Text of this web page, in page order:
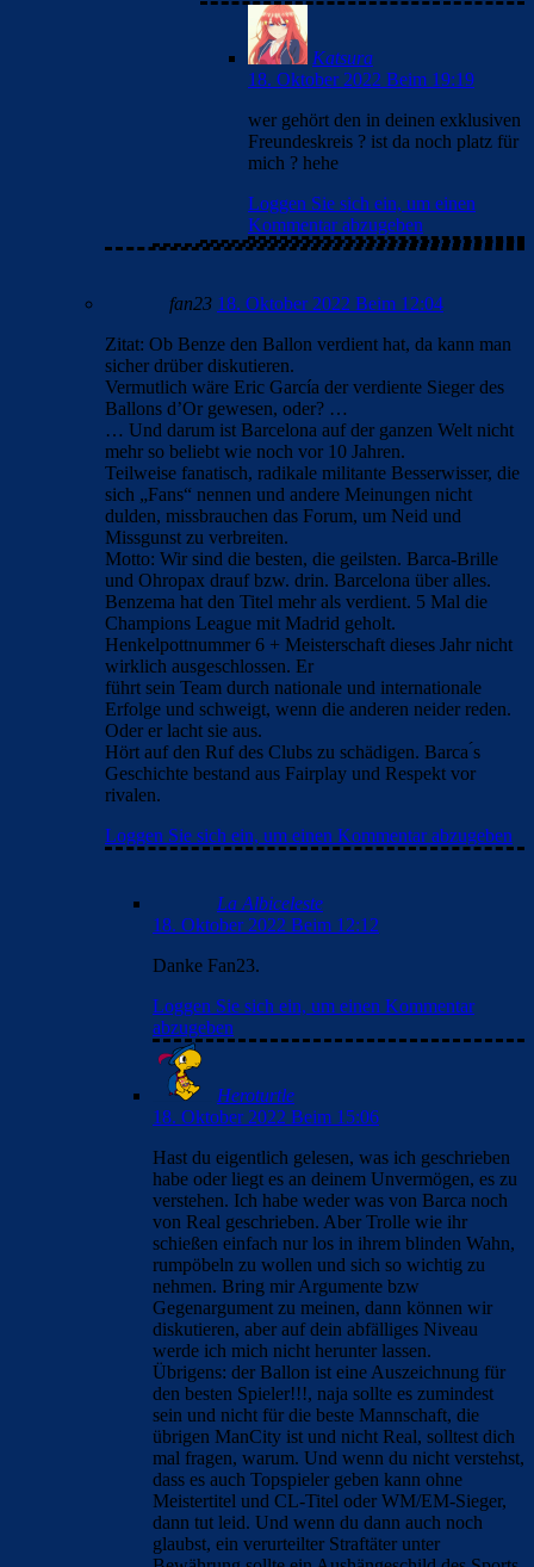
Katsura
18. Oktober 2022 Beim 19:19
wer gehört den in deinen exklusiven
Freundeskreis ? ist da noch platz für
mich ? hehe
Loggen Sie sich ein, um einen
Kommentar abzugeben
fan23 18. Oktober 2022 Beim 12:04
Zitat: Ob Benze den Ballon verdient hat, da kann man
sicher drüber diskutieren.
Vermutlich wäre Eric García der verdiente Sieger des
Ballons d’Or gewesen, oder? …
… Und darum ist Barcelona auf der ganzen Welt nicht
mehr so beliebt wie noch vor 10 Jahren.
Teilweise fanatisch, radikale militante Besserwisser, die
sich „Fans“ nennen und andere Meinungen nicht
dulden, missbrauchen das Forum, um Neid und
Missgunst zu verbreiten.
Motto: Wir sind die besten, die geilsten. Barca-Brille
und Ohropax drauf bzw. drin. Barcelona über alles.
Benzema hat den Titel mehr als verdient. 5 Mal die
Champions League mit Madrid geholt.
Henkelpottnummer 6 + Meisterschaft dieses Jahr nicht
wirklich ausgeschlossen. Er
führt sein Team durch nationale und internationale
Erfolge und schweigt, wenn die anderen neider reden.
Oder er lacht sie aus.
Hört auf den Ruf des Clubs zu schädigen. Barca ́s
Geschichte bestand aus Fairplay und Respekt vor
rivalen.
Loggen Sie sich ein, um einen Kommentar abzugeben
La Albiceleste
18. Oktober 2022 Beim 12:12
Danke Fan23.
Loggen Sie sich ein, um einen Kommentar
abzugeben
Heroturtle
18. Oktober 2022 Beim 15:06
Hast du eigentlich gelesen, was ich geschrieben
habe oder liegt es an deinem Unvermögen, es zu
verstehen. Ich habe weder was von Barca noch
von Real geschrieben. Aber Trolle wie ihr
schießen einfach nur los in ihrem blinden Wahn,
rumpöbeln zu wollen und sich so wichtig zu
nehmen. Bring mir Argumente bzw
Gegenargument zu meinen, dann können wir
diskutieren, aber auf dein abfälliges Niveau
werde ich mich nicht herunter lassen.
Übrigens: der Ballon ist eine Auszeichnung für
den besten Spieler!!!, naja sollte es zumindest
sein und nicht für die beste Mannschaft, die
übrigen ManCity ist und nicht Real, solltest dich
mal fragen, warum. Und wenn du nicht verstehst,
dass es auch Topspieler geben kann ohne
Meistertitel und CL-Titel oder WM/EM-Sieger,
dann tut leid. Und wenn du dann auch noch
glaubst, ein verurteilter Straftäter unter